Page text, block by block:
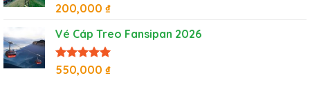
Được xếp
hạng
sao
200,000 ₫
Vé Cáp Treo Fansipan 2026
Được xếp
hạng
550,000 ₫